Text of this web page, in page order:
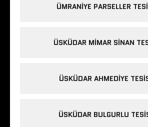
ÜMRANIYE PARSELLER
ÜSKÜDAR MIMAR SINAN
ÜSKÜDAR AHMEDIYE
ÜSKÜDAR BULGURLU